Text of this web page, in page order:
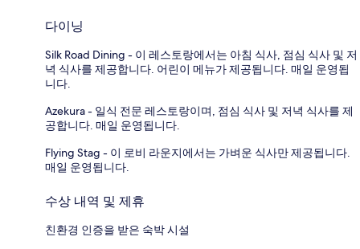
다이닝
Silk Road Dining - 이 레스토랑에서는 아침 식사, 점심 식사 및 저
녁 식사를 제공합니다. 어린이 메뉴가 제공됩니다. 매일 운영됩
니다.
Azekura - 일식 전문 레스토랑이며, 점심 식사 및 저녁 식사를 제
공합니다. 매일 운영됩니다.
Flying Stag - 이 로비 라운지에서는 가벼운 식사만 제공됩니다.
매일 운영됩니다.
수상 내역 및 제휴
친환경 인증을 받은 숙박 시설